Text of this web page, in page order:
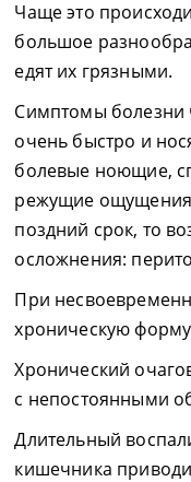
Чаще это
большое
едят их грязными.
Симптомы болезни
очень быстро и
болевые ноющие,
режущие
поздний срок, то
осложнения:
При
хроническую
Хронический
с непостоянными
Длительный
кишечника